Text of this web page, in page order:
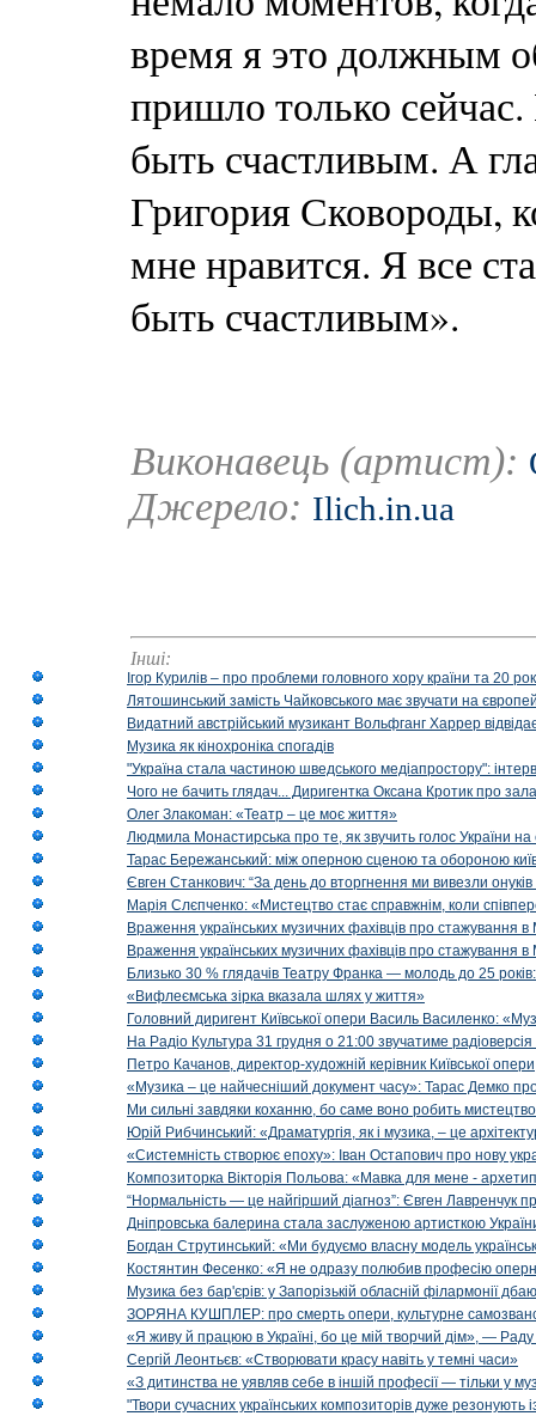
время я это должным
пришло только
быть счастливым. А
Григория Сковороды,
мне нравится. Я все
быть счастливым».
Виконавець (артист):
Джерело: Ilich.in.ua
Інші:
Ігор Курилів – про проблеми головного хору країни та 20
Лятошинський замість Чайковського має звучати на
Видатний австрійський музикант Вольфганг Харрер
Музика як кінохроніка спогадів
"Україна стала частиною шведського медіапростору":
Чого не бачить глядач... Диригентка Оксана Кротик про
Олег Злакоман: «Театр – це моє життя»
Людмила Монастирська про те, як звучить голос України на
Тарас Бережанський: між оперною сценою та обороною
Євген Станкович: “За день до вторгнення ми вивезли онуків
Марія Слєпченко: «Мистецтво стає справжнім, коли
Враження українських музичних фахівців про стажування
Враження українських музичних фахівців про стажування
Близько 30 % глядачів Театру Франка — молодь до 25
«Вифлеємська зірка вказала шлях у життя»
Головний диригент Київської опери Василь Василенко:
На Радіо Культура 31 грудня о 21:00 звучатиме
Петро Качанов, директор-художній керівник Київської опери
«Музика – це найчесніший документ часу»: Тарас Демко
Ми сильні завдяки коханню, бо саме воно робить
Юрій Рибчинський: «Драматургія, як і музика, – це
«Системність створює епоху»: Іван Остапович про нову
Композиторка Вікторія Польова: «Мавка для мене -
“Нормальність — це найгірший діагноз”: Євген Лавренчук
Дніпровська балерина стала заслуженою артисткою
Богдан Струтинський: «Ми будуємо власну модель
Костянтин Фесенко: «Я не одразу полюбив професію
Музика без бар'єрів: у Запорізькій обласній філармонії
ЗОРЯНА КУШПЛЕР: про смерть опери, культурне
«Я живу й працюю в Україні, бо це мій творчий дім», — Раду
Сергій Леонтьєв: «Створювати красу навіть у темні часи»
«З дитинства не уявляв себе в іншій професії — тільки у
"Твори сучасних українських композиторів дуже резонують